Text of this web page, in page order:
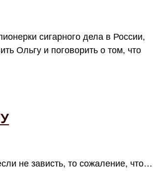
сигарного дела в России,
Ольгу и поговорить о том, что
не зависть, то сожаление, что…